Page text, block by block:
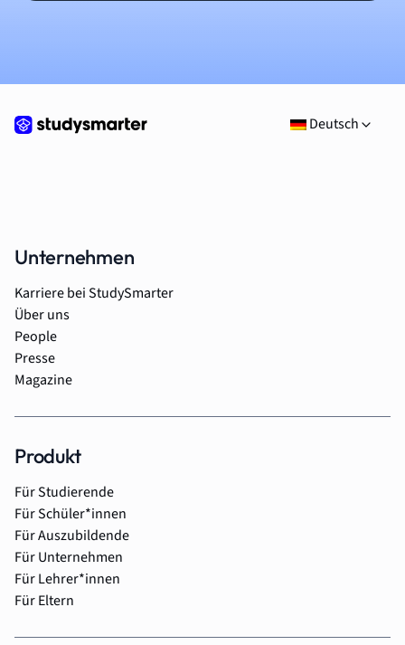
Deutsch
Unternehmen
Karriere bei StudySmarter
Über uns
People
Presse
Magazine
Produkt
Für Studierende
Für Schüler*innen
Für Auszubildende
Für Unternehmen
Für Lehrer*innen
Für Eltern